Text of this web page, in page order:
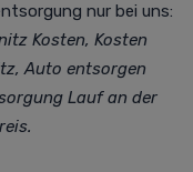
nur bei uns:
Kosten, Kosten
Auto entsorgen
Lauf an der